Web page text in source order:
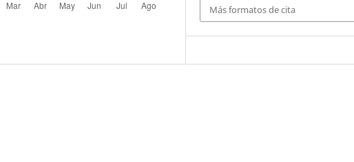
Más formatos de cita